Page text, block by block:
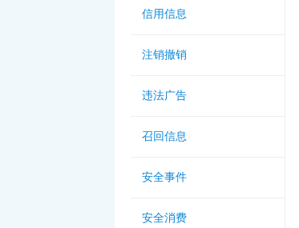
信用信息
注销撤销
违法广告
召回信息
安全事件
安全消费